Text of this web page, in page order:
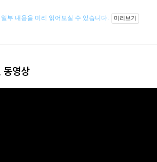
일부 내용을 미리 읽어보실 수 있습니다. 미리보기
동영상